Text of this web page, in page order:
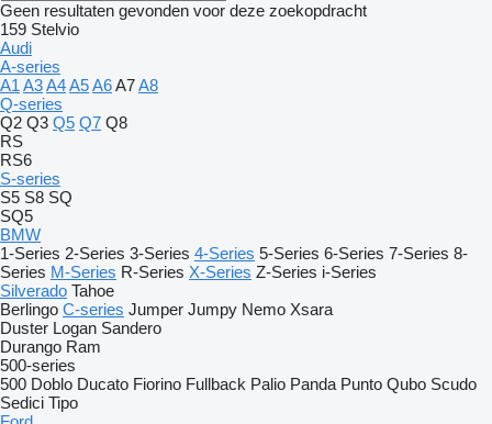
Geen resultaten gevonden voor deze zoekopdracht
159 Stelvio
Audi
A-series
A1 A3A4A5A6A7A8
Q-series
Q2 Q3 Q5 Q7 Q8
RS
RS6
S-series
S5 S8 SQ
SQ5
BMW
1-Series 2-Series 3-Series 4-Series 5-Series 6-Series 7-Series 8-
Series M-Series R-Series X-Series Z-Series i-Series
Silverado Tahoe
Berlingo C-series Jumper Jumpy Nemo Xsara
Duster Logan Sandero
Durango Ram
500-series
500 Doblo Ducato Fiorino Fullback Palio Panda Punto Qubo Scudo
Sedici Tipo